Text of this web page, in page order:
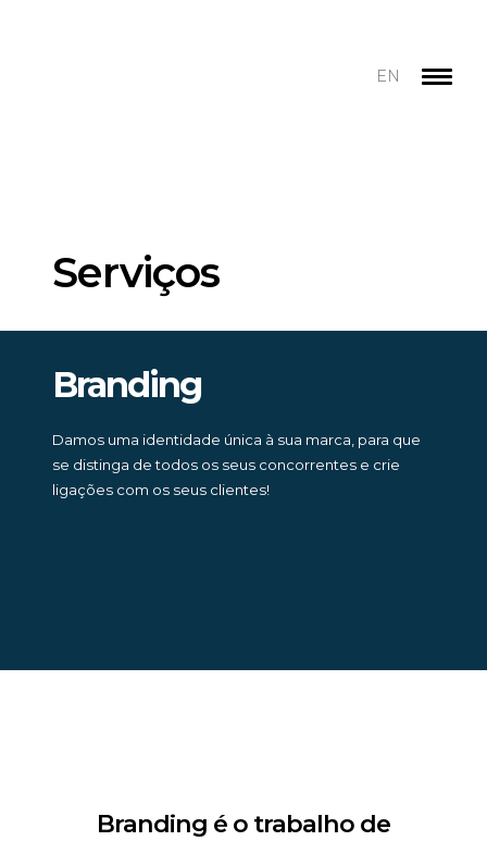
EN
Serviços
Branding
Damos uma identidade única à sua marca, para que
se distinga de todos os seus concorrentes e crie
ligações com os seus clientes!
Branding é o trabalho de